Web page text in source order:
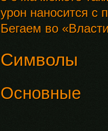
урон наносится с
Бегаем во
Символы
Основные